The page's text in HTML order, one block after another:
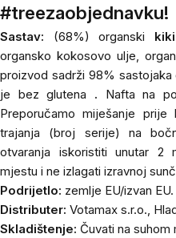
#treezaobjednavku!
Sastav: (68%) organski
organsko kokosovo ulje,
proizvod sadrži 98%
je bez glutena . Nafta na
Preporučamo miješanje prije
trajanja (broj serije) na
otvaranja iskoristiti unutar 2
mjestu i ne izlagati izravnoj
Podrijetlo: zemlje EU/izvan
Distributer: Votamax s.r.o.,
Skladištenje: Čuvati na suhom